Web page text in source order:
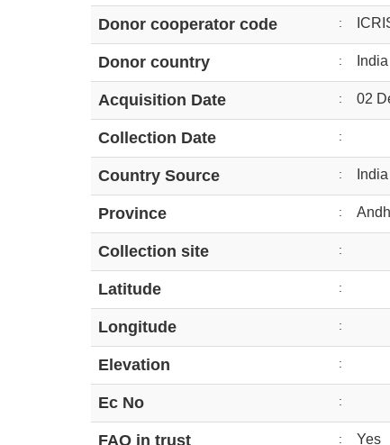
Donor cooperator code :
Donor country : India
Acquisition Date : 02
Collection Date :
Country Source : India
Province :
Collection site :
Latitude :
Longitude :
Elevation :
Ec No :
FAO in trust : Yes